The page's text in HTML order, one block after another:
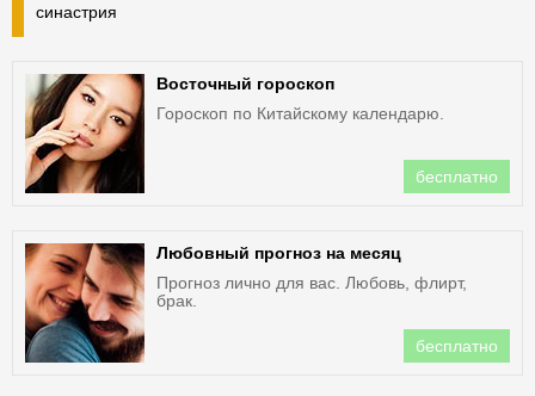
синастрия
Восточный гороскоп
Гороскоп по Китайскому календарю.
бесплатно
Любовный прогноз на месяц
Прогноз лично для вас. Любовь, флирт,
брак.
бесплатно